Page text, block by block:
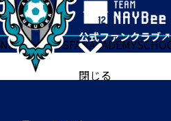
閉じる
NEWSGOODSFANACADEMY